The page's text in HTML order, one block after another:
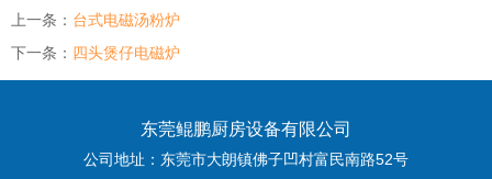
上一条： 台式电磁汤粉炉
下一条： 四头煲仔电磁炉
东莞鲲鹏厨房设备有限公司
公司地址：东莞市大朗镇佛子凹村富民南路52号